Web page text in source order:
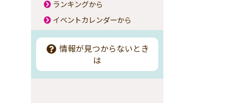
ランキングから
イベントカレンダーから
情報が見つからないとき
は